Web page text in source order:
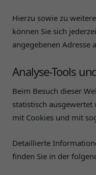
Hierzu sowie zu
können Sie sich
angegebenen Adresse
Analyse-Tools
Beim Besuch dieser
statistisch
mit Cookies und mit
Detaillierte
finden Sie in der